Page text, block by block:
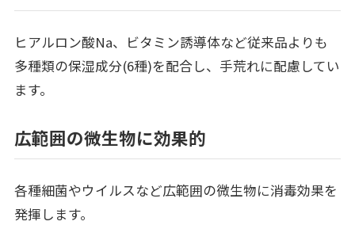
ヒアルロン酸Na、ビタミン誘導体など従来品よりも
多種類の保湿成分(6種)を配合し、手荒れに配慮してい
ます。
広範囲の微生物に効果的
各種細菌やウイルスなど広範囲の微生物に消毒効果を
発揮します。